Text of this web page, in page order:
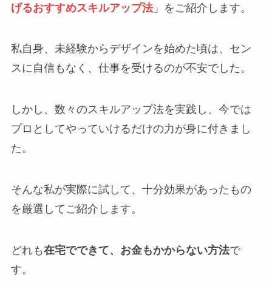
げるおすすめスキルアップ法」をご紹介します。
私自身、未経験からデザインを始めた頃は、セン
スに自信もなく、仕事を受けるのが不安でした。
しかし、数々のスキルアップ法を実践し、今では
プロとしてやっていけるだけの力が身に付きまし
た。
そんな私が実際に試して、十分効果があったもの
を厳選してご紹介します。
どれも在宅でできて、お金もかからない方法で
す。